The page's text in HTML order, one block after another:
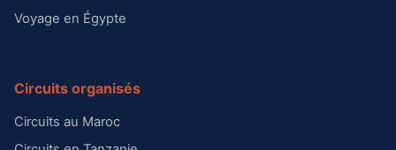
Voyage en Égypte
Circuits organisés
Circuits au Maroc